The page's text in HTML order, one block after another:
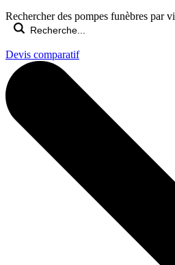
Rechercher des pompes funèbres par
Devis comparatif